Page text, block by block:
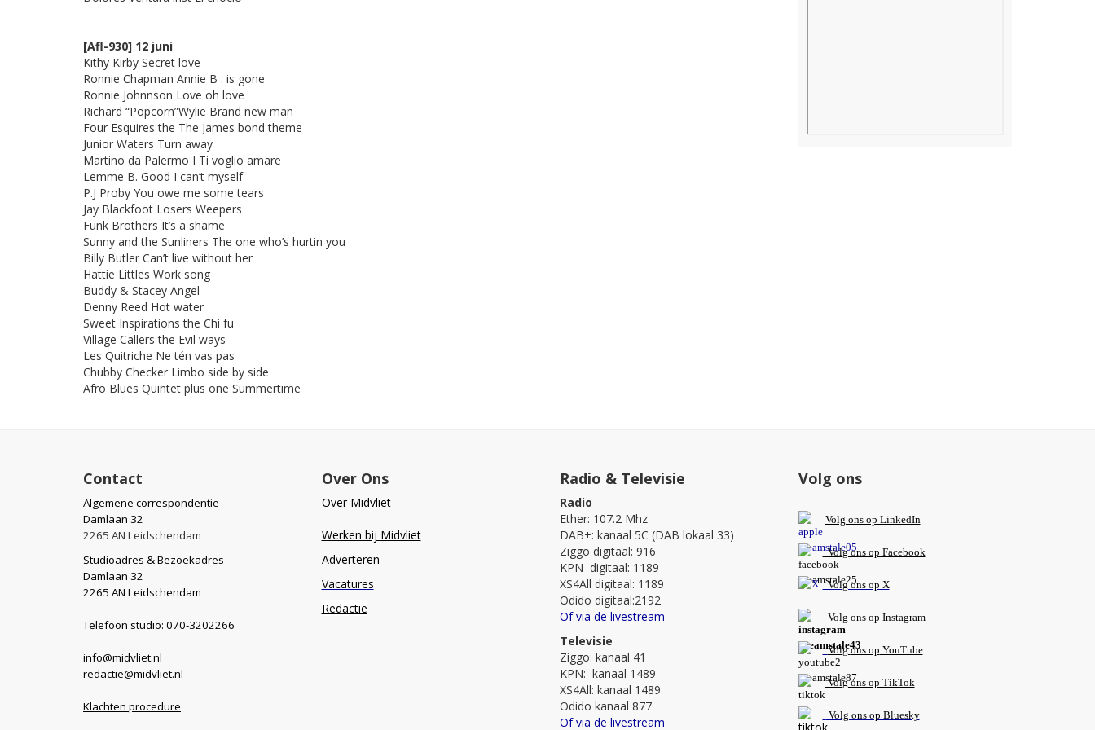
[Afl-930] 12 juni
Kithy Kirby Secret love
Ronnie Chapman Annie B . is gone
Ronnie Johnnson Love oh love
Richard “Popcorn”Wylie Brand new man
Four Esquires the The James bond theme
Junior Waters Turn away
Martino da Palermo I Ti voglio amare
Lemme B. Good I can’t myself
P.J Proby You owe me some tears
Jay Blackfoot Losers Weepers
Funk Brothers It’s a shame
Sunny and the Sunliners The one who’s hurtin you
Billy Butler Can’t live without her
Hattie Littles Work song
Buddy & Stacey Angel
Denny Reed Hot water
Sweet Inspirations the Chi fu
Village Callers the Evil ways
Les Quitriche Ne tén vas pas
Chubby Checker Limbo side by side
Afro Blues Quintet plus one Summertime
Contact
Algemene correspondentie
Damlaan 32
2265 AN Leidschendam
Studioadres & Bezoekadres
Damlaan 32
2265 AN Leidschendam
Telefoon studio: 070-3202266
info@midvliet.nl
redactie@midvliet.nl
Klachten procedure
Over Ons
Over Midvliet
Werken bij Midvliet
Adverteren
Vacatures
Redactie
Radio & Televisie
Radio
Ether: 107.2 Mhz
DAB+: kanaal 5C (DAB lokaal 33)
Ziggo digitaal: 916
KPN digitaal: 1189
XS4All digitaal: 1189
Odido digitaal:2192
Of via de livestream
Televisie
Ziggo: kanaal 41
KPN: kanaal 1489
XS4All: kanaal 1489
Odido kanaal 877
Of via de livestream
Volg ons
Volg ons op LinkedIn
Volg ons op Facebook
Volg ons op X
Volg ons op Instagram
Volgons op YouTube
Volg ons op TikTok
Volg ons op Bluesky